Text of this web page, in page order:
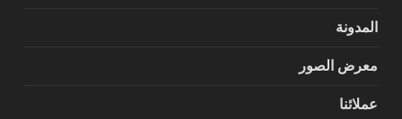
المدونة
معرض الصور
عملائنا